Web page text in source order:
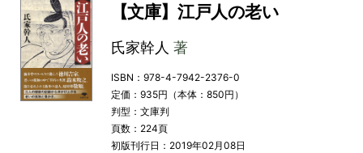
【文庫】江戸人の老い
氏家幹人 著
ISBN：978-4-7942-2376-0
定価：935円（本体：850円）
判型：文庫判
頁数：224頁
初版刊行日：2019年02月08日